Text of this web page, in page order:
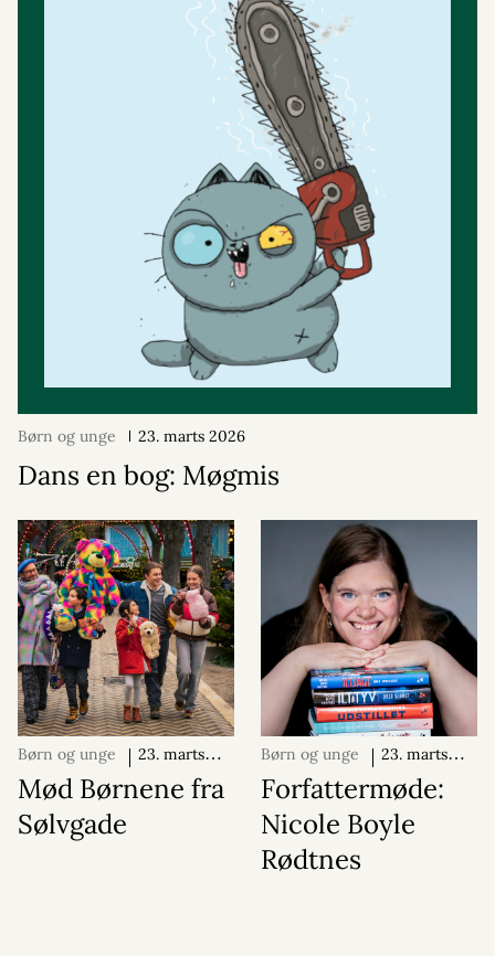
Børn og unge 23. marts 2026
Dans en bog: Møgmis
Børn og unge
23. marts
2026
Mød Børnene fra
Sølvgade
Børn og unge
23. marts
2026
Forfattermøde:
Nicole Boyle
Rødtnes